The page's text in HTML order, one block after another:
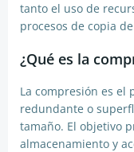
tanto el uso de
procesos de copia
¿Qué es la
La compresión es el
redundante o
tamaño. El objetivo
almacenamiento y